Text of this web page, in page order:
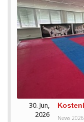
30. Jun,
2026
News 2026